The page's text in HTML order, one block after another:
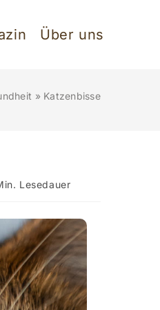
Über uns
» Katzenbisse
Lesedauer